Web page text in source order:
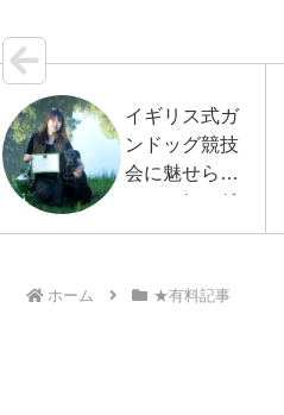
イギリス式ガ
ンドッグ競技
会に魅せられ
– ワーキング
テスト優勝へ
ホーム ★有料記事